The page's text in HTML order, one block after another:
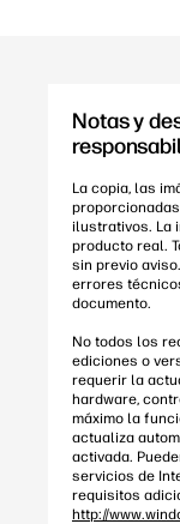
Notas y
La copia, las
ilustrativos. La
producto real.
sin previo
errores
documento.
No todos los
ediciones o
requerir la
hardware,
máximo la
actualiza
activada.
servicios de
requisitos
http://